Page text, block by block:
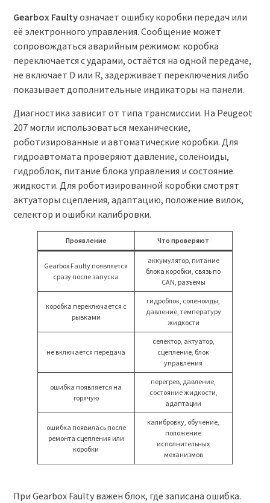
Gearbox Faultyозначает ошибку коробки передач или
её электронного управления. Сообщение может
сопровождаться аварийным режимом: коробка
переключается с ударами, остаётся на одной передаче,
не включает D или R, задерживает переключения либо
показывает дополнительные индикаторы на панели.
Диагностика зависит от типа трансмиссии. На Peugeot
207 могли использоваться механические,
роботизированные и автоматические коробки. Для
гидроавтомата проверяют давление, соленоиды,
гидроблок, питание блока управления и состояние
жидкости. Для роботизированной коробки смотрят
актуаторы сцепления, адаптацию, положение вилок,
селектор и ошибки калибровки.
Проявление Что проверяют
Gearbox Faulty появляется
сразу после запуска
аккумулятор, питание
блока коробки, связь по
CAN, разъёмы
коробка переключается с
рывками
гидроблок, соленоиды,
давление, температуру
жидкости
не включается передача
селектор, актуатор,
сцепление, блок
управления
ошибка появляется на
горячую
перегрев, давление,
состояние жидкости,
адаптации
ошибка появилась после
ремонта сцепления или
коробки
калибровку, обучение,
положение
исполнительных
механизмов
При Gearbox Faulty важен блок, где записана ошибка.